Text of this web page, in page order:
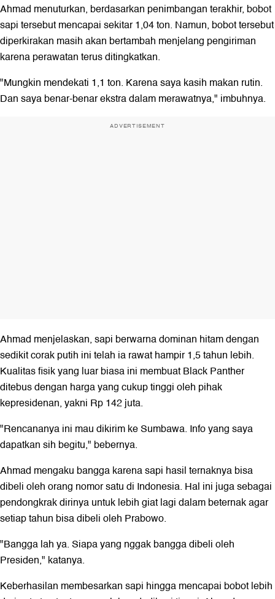
Ahmad menuturkan, berdasarkan penimbangan terakhir, bobot
sapi tersebut mencapai sekitar 1,04 ton. Namun, bobot tersebut
diperkirakan masih akan bertambah menjelang pengiriman
karena perawatan terus ditingkatkan.
"Mungkin mendekati 1,1 ton. Karena saya kasih makan rutin.
Dan saya benar-benar ekstra dalam merawatnya," imbuhnya.
ADVERTISEMENT
Ahmad menjelaskan, sapi berwarna dominan hitam dengan
sedikit corak putih ini telah ia rawat hampir 1,5 tahun lebih.
Kualitas fisik yang luar biasa ini membuat Black Panther
ditebus dengan harga yang cukup tinggi oleh pihak
kepresidenan, yakni Rp 142 juta.
"Rencananya ini mau dikirim ke Sumbawa. Info yang saya
dapatkan sih begitu," bebernya.
Ahmad mengaku bangga karena sapi hasil ternaknya bisa
dibeli oleh orang nomor satu di Indonesia. Hal ini juga sebagai
pendongkrak dirinya untuk lebih giat lagi dalam beternak agar
setiap tahun bisa dibeli oleh Prabowo.
"Bangga lah ya. Siapa yang nggak bangga dibeli oleh
Presiden," katanya.
Keberhasilan membesarkan sapi hingga mencapai bobot lebih